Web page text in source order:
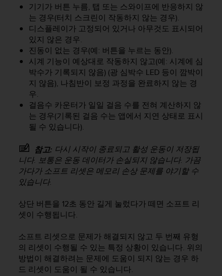
기기가 버튼 누름, 탭 또는 스와이프에 반응하지 않
는 경우(터치 스크린이 작동하지 않는 경우).
디스플레이가 고정되어 있거나 아무것도 표시되어
있지 않은 경우.
진동이 없는 경우(예: 버튼을 누르는 동안).
시계 기능이 예상대로 작동하지 않고(예: 시계에 심
박수가 기록되지 않음) (광 심박수 LED 등이 깜박이
지 않음), 나침반이 보정 과정을 완료하지 않는 경
우.
걸음수 카운터가 일일 걸음 수를 전혀 계산하지 않
는 경우(기록된 걸음 수는 앱에서 지연 상태로 표시
될 수 있습니다).
참고: 다시 시작이 종료되고 활성 운동이 저장됩
니다. 보통은 운동 데이터가 손실되지 않습니다. 가끔
가다가 소프트 리셋은 메모리 손상 문제를 야기할 수
있습니다.
상단 버튼을 12초 동안 길게 눌렀다가 떼면 소프트 리
셋이 수행됩니다.
소프트 리셋으로 문제가 해결되지 않고 두 번째 유형
의 리셋이 수행될 수 있는 특정 상황이 있습니다. 위의
방법이 해결하려는 문제에 도움이 되지 않는 경우 하
드 리셋이 도움이 될 수 있습니다.